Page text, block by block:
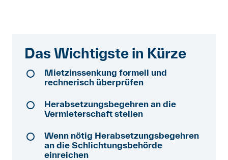
Newsletter
Mitglied werden
Anmelden
Das Wichtigste in Kürze
Mietzinssenkung formell und
rechnerisch überprüfen
Herabsetzungsbegehren an die
Vermieterschaft stellen
Wenn nötig Herabsetzungsbegehren
an die Schlichtungsbehörde
einreichen